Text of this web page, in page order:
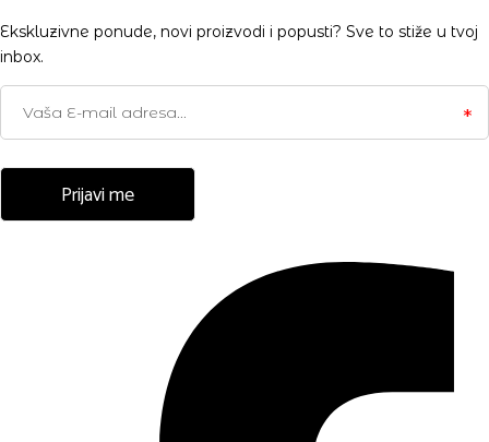
Ekskluzivne ponude, novi proizvodi i popusti? Sve to stiže u tvoj
inbox.